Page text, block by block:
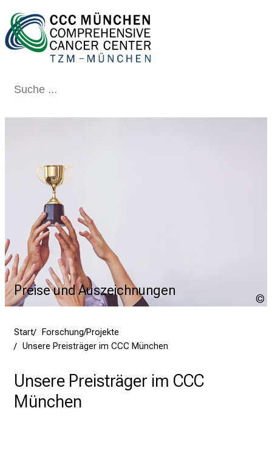
Preise und Auszeichnungen
Start
Forschung/Projekte
Unsere Preisträger im CCC München
Unsere Preisträger im CCC
München